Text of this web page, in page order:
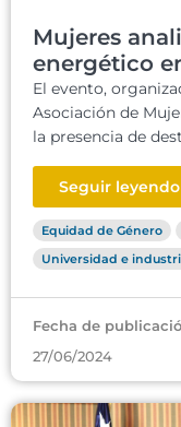
Mujeres
energético
El evento,
Asociación de
la presencia de
Seguir leyendo
Equidad de Género
Universidad e
Fecha de
27/06/2024